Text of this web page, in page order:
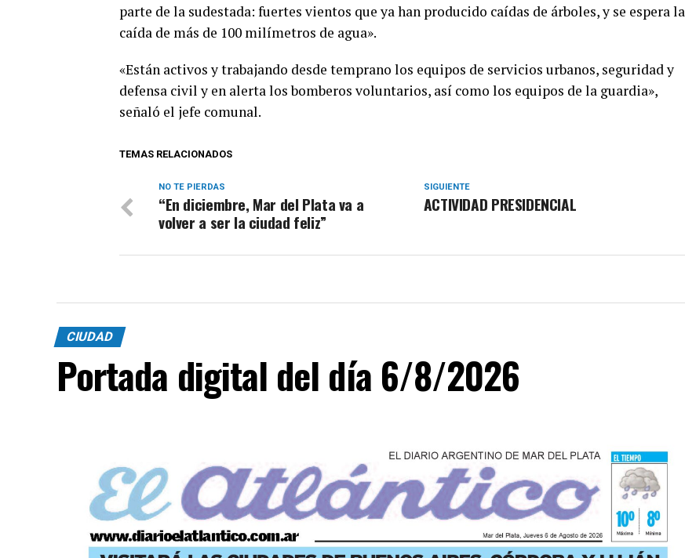
parte de la sudestada: fuertes vientos que ya han producido caídas de árboles, y se espera la
caída de más de 100 milímetros de agua».
«Están activos y trabajando desde temprano los equipos de servicios urbanos, seguridad y
defensa civil y en alerta los bomberos voluntarios, así como los equipos de la guardia»,
señaló el jefe comunal.
TEMAS RELACIONADOS
SIGUIENTE
ACTIVIDAD PRESIDENCIAL
NO TE PIERDAS
“En diciembre, Mar del Plata va a
volver a ser la ciudad feliz”
CIUDAD
Portada digital del día 6/8/2026